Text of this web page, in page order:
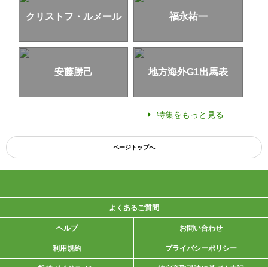
クリストフ・ルメール 福永祐一
安藤勝己 地方海外G1出馬表
特集をもっと見る
ページトップへ
よくあるご質問
ヘルプ お問い合わせ
利用規約 プライバシーポリシー